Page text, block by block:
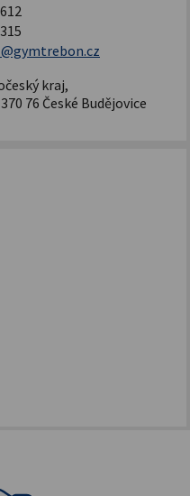
kraj,
76 České Budějovice